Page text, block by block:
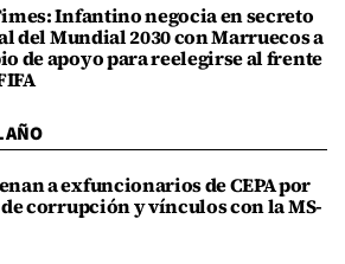
Infantino negocia en secreto
del Mundial 2030 con Marruecos a
de apoyo para reelegirse al frente
AÑO
a exfuncionarios de CEPA por
corrupción y vínculos con la MS-